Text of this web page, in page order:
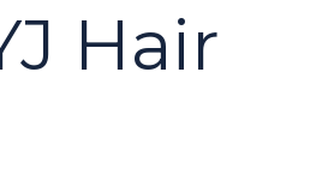
Hair